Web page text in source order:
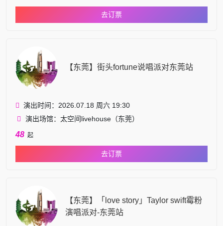
去订票
【东莞】街头fortune说唱派对东莞站
演出时间：2026.07.18 周六 19:30
演出场馆：太空间livehouse（东莞）
48 起
去订票
【东莞】「love story」Taylor swift霉粉
演唱派对-东莞站